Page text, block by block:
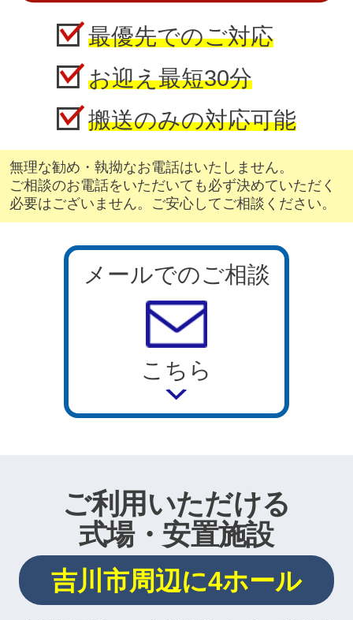
最優先でのご対応
お迎え最短30分
搬送のみの対応可能
無理な勧め・執拗なお電話はいたしません。
ご相談のお電話をいただいても必ず決めていただく
必要はございません。ご安心してご相談ください。
メールでのご相談
こちら
ご利用いただける
式場・安置施設
吉川市周辺に4ホール